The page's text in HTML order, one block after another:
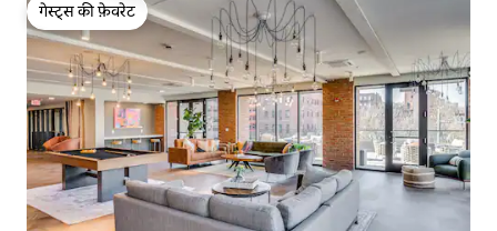
गेस्ट्स की फ़ेवरेट
गेस्ट्स की फ़ेवरेट